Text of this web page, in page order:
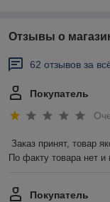
Отзывы о
62 отзывов за
Покупатель
Заказ принят, товар
По факту товара нет и
Покупатель